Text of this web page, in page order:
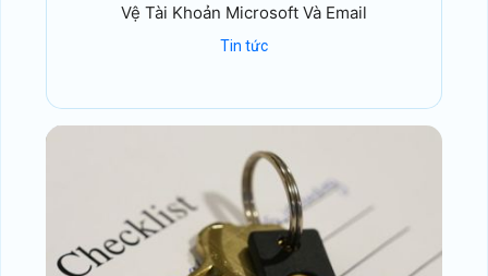
Vệ Tài Khoản Microsoft Và Email
Tin tức